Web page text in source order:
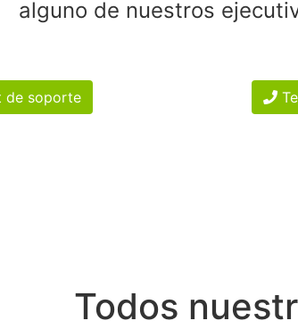
alguno de nuestros
soporte
Todos